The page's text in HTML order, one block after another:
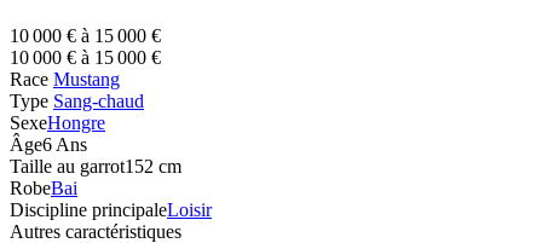
10 000 € à 15 000 €
10 000 € à 15 000 €
Race Mustang
Type Sang-chaud
SexeHongre
Âge6 Ans
Taille au garrot152 cm
RobeBai
Discipline principaleLoisir
Autres caractéristiques